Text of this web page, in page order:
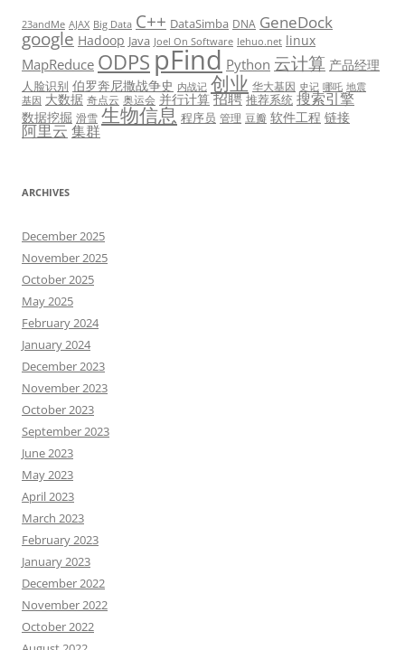
23andMe AJAX Big Data C++ DataSimba DNA GeneDock
google Hadoop Java Joel On Software lehuo.net linux
MapReduce ODPS pFind Python 云计算 产品经理
人脸识别 伯罗奔尼撒战争史 内战记 创业 华大基因 史记 哪吒 地震
基因 大数据 奇点云 奥运会 并行计算 招聘 推荐系统 搜索引擎
数据挖掘 滑雪 生物信息 程序员 管理 豆瓣 软件工程 链接
阿里云集群
ARCHIVES
December 2025
November 2025
October 2025
May 2025
February 2024
January 2024
December 2023
November 2023
October 2023
September 2023
June 2023
May 2023
April 2023
March 2023
February 2023
January 2023
December 2022
November 2022
October 2022